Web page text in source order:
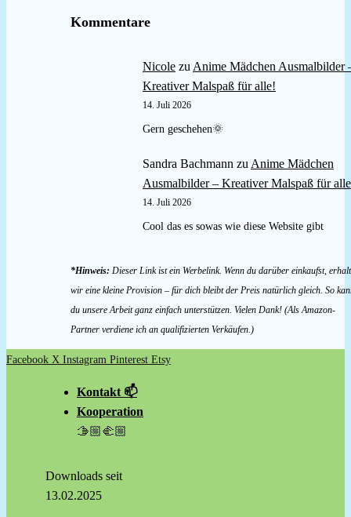
Kommentare
Nicole zu Anime Mädchen Ausmalbilder
Kreativer Malspaß für alle!
14. Juli 2026
Gern geschehen🌞
Sandra Bachmann zu Anime Mädchen
Ausmalbilder – Kreativer Malspaß für
14. Juli 2026
Cool das es sowas wie diese Website gibt
*Hinweis: Dieser Link ist ein Werbelink. Wenn du darüber einkaufst,
wir eine kleine Provision – für dich bleibt der Preis natürlich gleich. So
du unsere Arbeit ganz einfach unterstützen. Vielen Dank! (Als Amazon-
Partner verdiene ich an qualifizierten Verkäufen.)
Facebook X Instagram Pinterest Etsy
Kontakt 📫
Kooperation
🫱🏼‍🫲🏼
Downloads seit
13.02.2025